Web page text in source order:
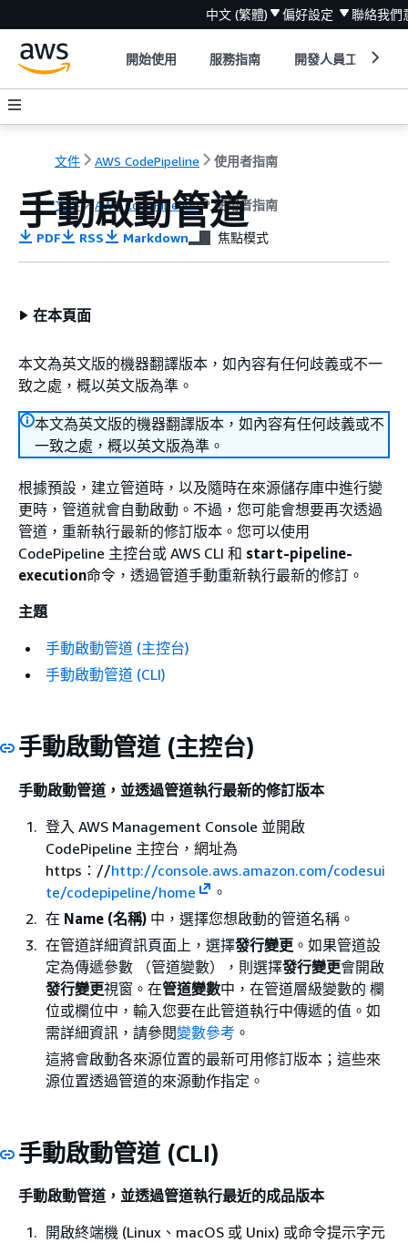
中文 (繁體) 偏好設定 聯絡我們
開始使用 服務指南 開發人員工具
文件 AWS CodePipeline 使用者指南
文件 AWS CodePipeline 使用者指南
手動啟動管道
PDF RSS Markdown 焦點模式
在本頁面
本文為英文版的機器翻譯版本，如內容有任何歧義或不一
致之處，概以英文版為準。
本文為英文版的機器翻譯版本，如內容有任何歧義或不
一致之處，概以英文版為準。
根據預設，建立管道時，以及隨時在來源儲存庫中進行變
更時，管道就會自動啟動。​不過，您可能會想要再次透過
管道，重新執行最新的修訂版本。您可以使用
CodePipeline 主控台或 AWS CLI 和 start-pipeline-
execution命令，透過管道手動重新執行最新的修訂。
主題
手動啟動管道 (主控台)
手動啟動管道 (CLI)
手動啟動管道 (主控台)
手動啟動管道，並透過管道執行最新的修訂版本
登入 AWS Management Console 並開啟
CodePipeline 主控台，網址為
https：//http://console.aws.amazon.com/codesui
te/codepipeline/home
。
在 Name (名稱) 中，選擇您想啟動的管道名稱。
在管道詳細資訊頁面上，選擇發行變更 。如果管道設
定為傳遞參數 （管道變數），則選擇發行變更會開啟
發行變更視窗。在管道變數中，在管道層級變數的 欄
位或欄位中，輸入您要在此管道執行中傳遞的值。如
需詳細資訊，請參閱變數參考 。
​這將會啟動各來源位置的最新可用修訂版本；這些來
源位置透過管道的來源動作指定。
手動啟動管道 (CLI)
手動啟動管道，並透過管道執行最近的成品版本
開啟終端機 (Linux、macOS 或 Unix) 或命令提示字元